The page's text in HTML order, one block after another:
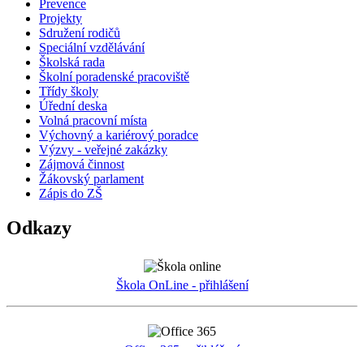
Prevence
Projekty
Sdružení rodičů
Speciální vzdělávání
Školská rada
Školní poradenské pracoviště
Třídy školy
Úřední deska
Volná pracovní místa
Výchovný a kariérový poradce
Výzvy - veřejné zakázky
Zájmová činnost
Žákovský parlament
Zápis do ZŠ
Odkazy
Škola OnLine - přihlášení